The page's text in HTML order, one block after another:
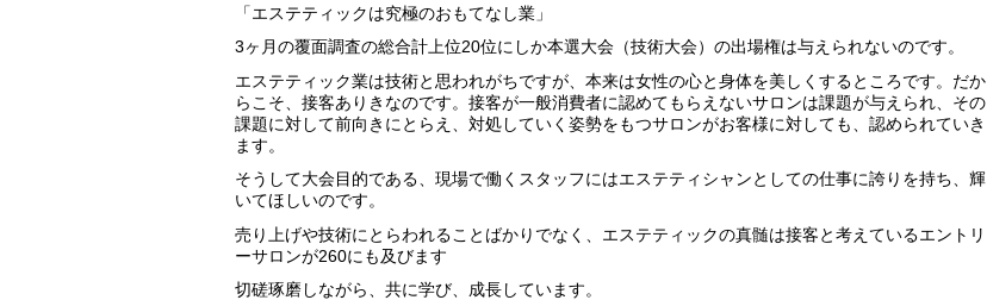
「エステティックは究極のおもてなし業」
3ヶ月の覆面調査の総合計上位20位にしか本選大会（技術大会）の出場権は与えられないのです。
エステティック業は技術と思われがちですが、本来は女性の心と身体を美しくするところです。だか
らこそ、接客ありきなのです。接客が一般消費者に認めてもらえないサロンは課題が与えられ、その
課題に対して前向きにとらえ、対処していく姿勢をもつサロンがお客様に対しても、認められていき
ます。
そうして大会目的である、現場で働くスタッフにはエステティシャンとしての仕事に誇りを持ち、輝
いてほしいのです。
売り上げや技術にとらわれることばかりでなく、エステティックの真髄は接客と考えているエントリ
ーサロンが260にも及びます
切磋琢磨しながら、共に学び、成長しています。